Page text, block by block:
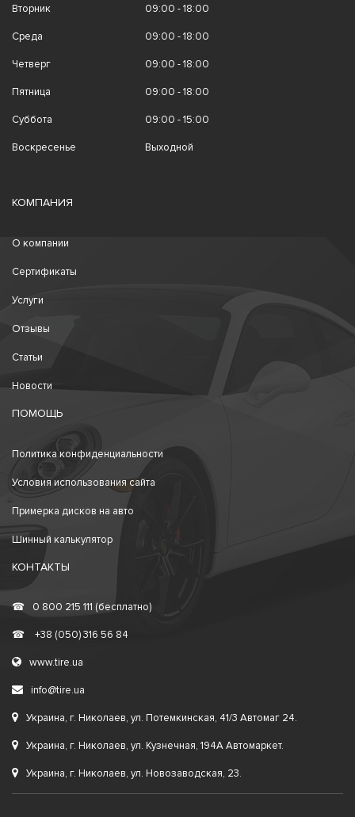
Вторник 09:00 - 18:00
Среда 09:00 - 18:00
Четверг 09:00 - 18:00
Пятница 09:00 - 18:00
Суббота 09:00 - 15:00
Воскресенье Выходной
КОМПАНИЯ
О компании
Сертификаты
Услуги
Отзывы
Статьи
Новости
ПОМОЩЬ
Политика конфиденциальности
Условия использования сайта
Примерка дисков на авто
Шинный калькулятор
КОНТАКТЫ
☎ 0 800 215 111 (бесплатно)
☎ +38 (050) 316 56 84
www.tire.ua
info@tire.ua
Украина, г. Николаев, ул. Потемкинская, 41/3 Автомаг 24.
Украина, г. Николаев, ул. Кузнечная, 194А Автомаркет.
Украина, г. Николаев, ул. Новозаводская, 23.